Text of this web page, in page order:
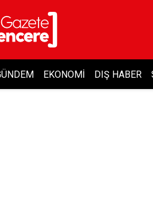
EKONOMI DIŞ HABER